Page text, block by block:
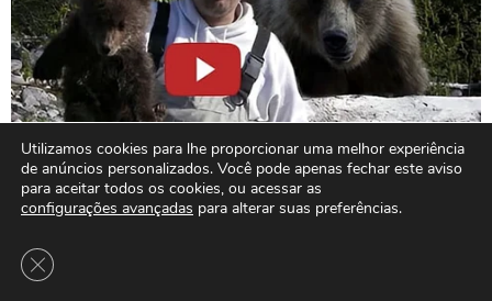
Utilizamos cookies para lhe proporcionar uma melhor experiência
de anúncios personalizados. Você pode apenas fechar este aviso
para aceitar todos os cookies, ou acessar as
configurações avançadas para alterar suas preferências.
Close GDPR Cookie Banner